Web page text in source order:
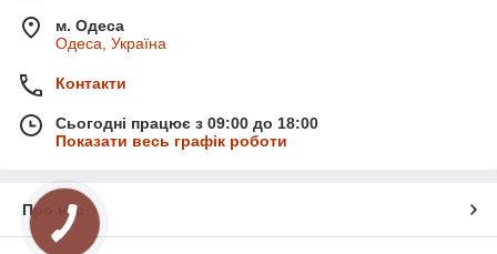
м. Одеса
Одеса, Україна
Контакти
Сьогодні працює з 09:00 до 18:00
Показати весь графік роботи
Про нас